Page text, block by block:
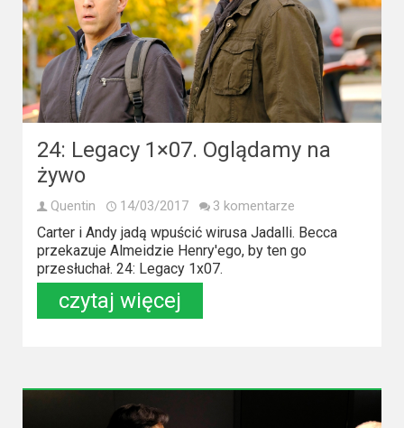
24: Legacy 1×07. Oglądamy na
żywo
Quentin 14/03/2017 3 komentarze
Carter i Andy jadą wpuścić wirusa Jadalli. Becca
przekazuje Almeidzie Henry'ego, by ten go
przesłuchał. 24: Legacy 1x07.
czytaj więcej